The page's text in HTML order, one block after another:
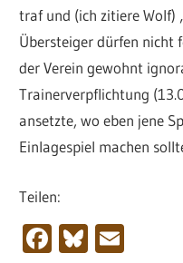
traf und (ich zitiere Wolf)
Übersteiger dürfen nicht
der Verein gewohnt
Trainerverpflichtung
ansetzte, wo eben jene
Einlagespiel machen
Teilen:
Facebook
Bluesky